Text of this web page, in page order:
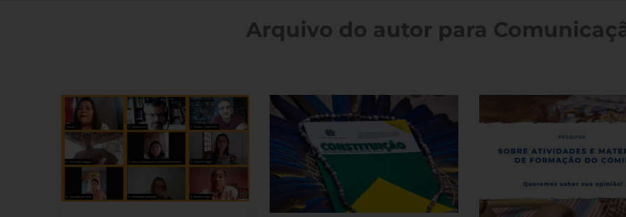
Arquivo do autor para